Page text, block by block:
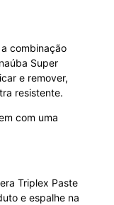
combinação
Super
e remover,
resistente.
com uma
Triplex Paste
e espalhe na